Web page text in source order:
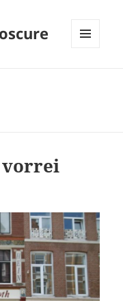
vorrei